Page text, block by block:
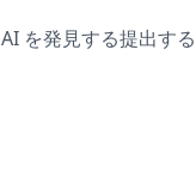
AI を発見する提出する